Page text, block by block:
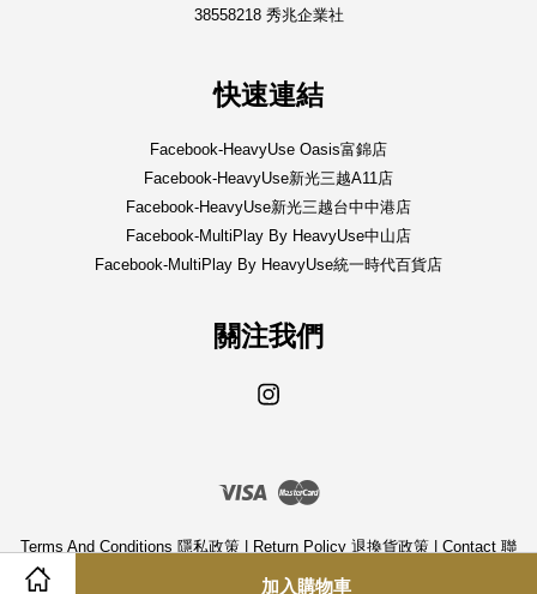
加入購物車
38558218 秀兆企業社
快速連結
Facebook-HeavyUse Oasis富錦店
Facebook-HeavyUse新光三越A11店
Facebook-HeavyUse新光三越台中中港店
Facebook-MultiPlay By HeavyUse中山店
Facebook-MultiPlay By HeavyUse統一時代百貨店
關注我們
Visa Master
Terms And Conditions 隱私政策 Return Policy 退換貨政策
Contact 聯